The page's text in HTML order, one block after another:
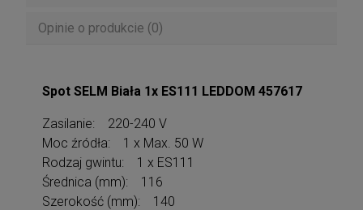
Opinie o produkcie (0)
Spot SELM Biała 1x ES111 LEDDOM 457617
Zasilanie: 220-240 V
Moc źródła: 1 x Max. 50 W
Rodzaj gwintu: 1 x ES111
Średnica (mm): 116
Szerokość (mm): 140